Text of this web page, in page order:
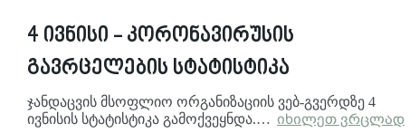
4 ივნისი - კორონავირუსის
გავრცელების სტატისტიკა
ჯანდაცვის მსოფლიო ორგანიზაციის ვებ-გვერდზე 4
ივნისის სტატისტიკა გამოქვეყნდა.… იხილეთ ვრცლად